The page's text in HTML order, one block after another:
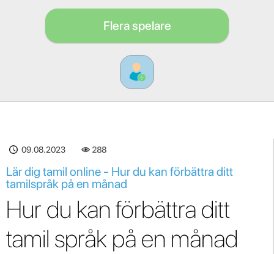
Flera spelare
09.08.2023 288
Lär dig tamil online - Hur du kan förbättra ditt
tamilspråk på en månad
Hur du kan förbättra ditt
tamil språk på en månad